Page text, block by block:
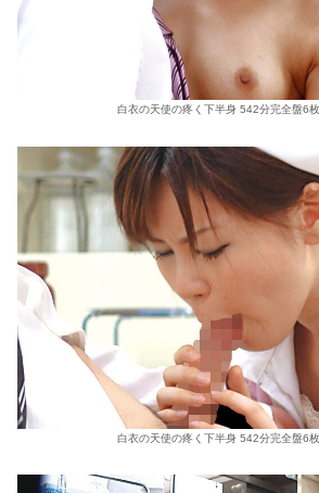
白衣の天使の疼く下半身 542分完全盤6
白衣の天使の疼く下半身 542分完全盤6